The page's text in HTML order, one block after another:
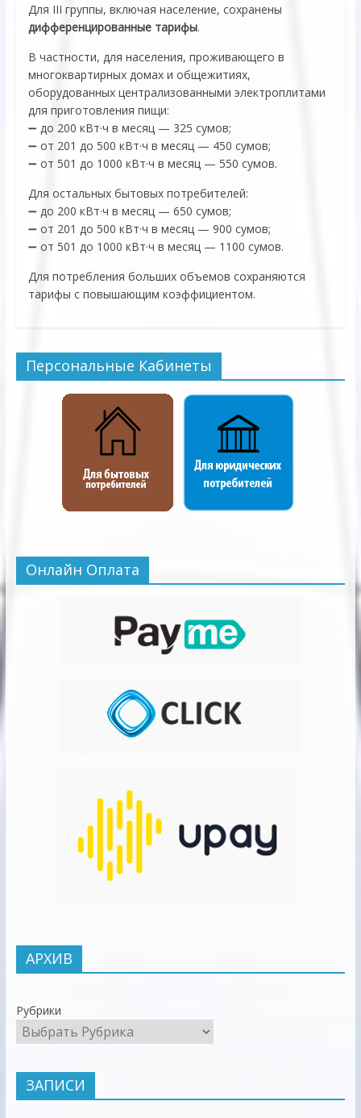
Для III группы, включая население, сохранены
дифференцированные тарифы.
В частности, для населения, проживающего в
многоквартирных домах и общежитиях,
оборудованных централизованными электроплитами
для приготовления пищи:
➖ до 200 кВт·ч в месяц — 325 сумов;
➖ от 201 до 500 кВт·ч в месяц — 450 сумов;
➖ от 501 до 1000 кВт·ч в месяц — 550 сумов.
Для остальных бытовых потребителей:
➖ до 200 кВт·ч в месяц — 650 сумов;
➖ от 201 до 500 кВт·ч в месяц — 900 сумов;
➖ от 501 до 1000 кВт·ч в месяц — 1100 сумов.
Для потребления больших объемов сохраняются
тарифы с повышающим коэффициентом.
Персональные Кабинеты
Онлайн Оплата
АРХИВ
Рубрики
ЗАПИСИ